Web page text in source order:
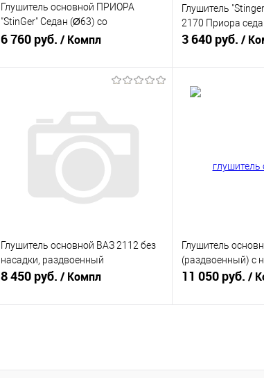
Глушитель основной ПРИОРА
"StinGer" Седан (Ø63) со
спец.набивкой
6 760 руб. / Компл
Купить в 1 клик
К сравнению
В избранное
В наличии
Глушитель
2170 Приора
3 640 руб. /
Глушитель основной ВАЗ 2112 без
насадки, раздвоенный
8 450 руб. / Компл
Глушитель
(раздвоенный) с
11 050 руб. /